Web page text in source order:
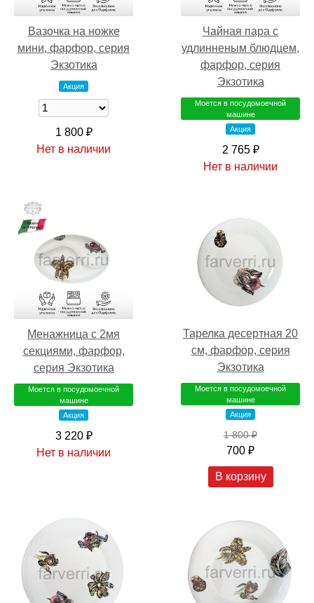
Вазочка на ножке
мини, фарфор, серия
Экзотика
Акция
1 800 ₽
Нет в наличии
Чайная пара с
удлинненым блюдцем,
фарфор, серия
Экзотика
Моется в посудомоечной
машине
Акция
2 765 ₽
Нет в наличии
Менажница с 2мя
секциями, фарфор,
серия Экзотика
Моется в посудомоечной
машине
Акция
3 220 ₽
Нет в наличии
Тарелка десертная 20
см, фарфор, серия
Экзотика
Моется в посудомоечной
машине
Акция
1 800 ₽
700 ₽
В корзину